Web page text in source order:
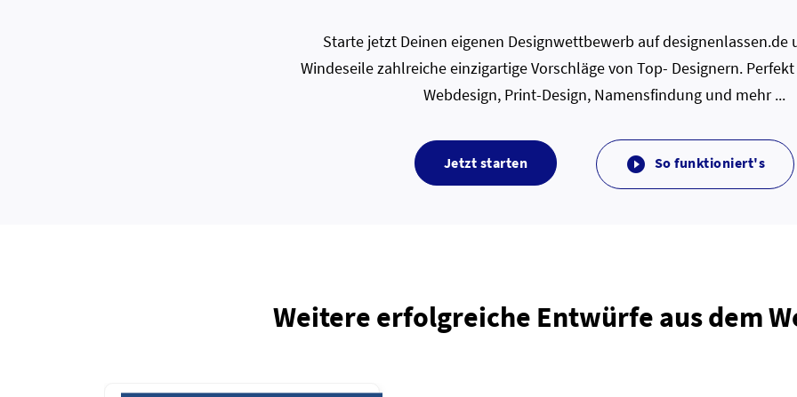
Starte jetzt Deinen eigenen Designwettbewerb auf designenlassen.de
Windeseile zahlreiche einzigartige Vorschläge von Top- Designern.
Webdesign, Print-Design, Namensfindung und mehr ...
Jetzt starten  So funktioniert's
Weitere erfolgreiche Entwürfe aus dem